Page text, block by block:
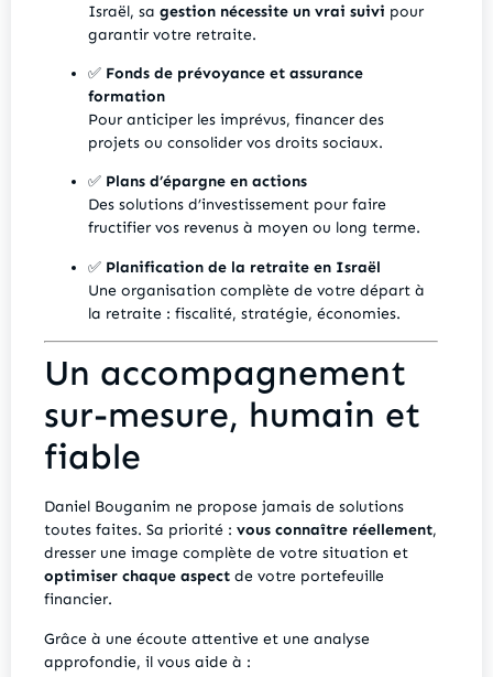
Israël, sa gestion nécessite un vrai suivi pour
garantir votre retraite.
✅ Fonds de prévoyance et assurance
formation
Pour anticiper les imprévus, financer des
projets ou consolider vos droits sociaux.
✅ Plans d’épargne en actions
Des solutions d’investissement pour faire
fructifier vos revenus à moyen ou long terme.
✅ Planification de la retraite en Israël
Une organisation complète de votre départ à
la retraite : fiscalité, stratégie, économies.
Un accompagnement
sur-mesure, humain et
fiable
Daniel Bouganim ne propose jamais de solutions
toutes faites. Sa priorité : vous connaître réellement,
dresser une image complète de votre situation et
optimiser chaque aspect de votre portefeuille
financier.
Grâce à une écoute attentive et une analyse
approfondie, il vous aide à :